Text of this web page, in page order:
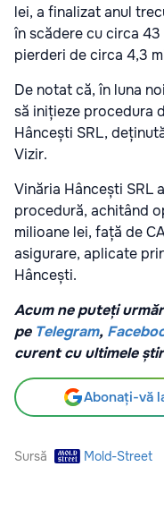
lei, a finalizat anul
în scădere cu circa
pierderi de circa 4,3
De notat că, în luna
să inițieze procedura
Hâncești SRL,
Vizir.
Vinăria Hâncești SRL
procedură, achitând
milioane lei, față de
asigurare, aplicate
Hâncești.
Acum ne puteți
pe Telegram,
curent cu ultimele
Abonați-vă
Sursă Mold-Street